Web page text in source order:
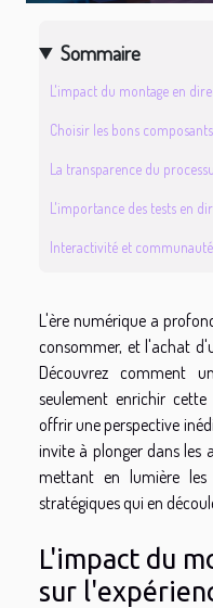
Sommaire
L'impact du montage en
Choisir les bons
La transparence du
L'importance des tests en
Interactivité et
L'ère numérique a
consommer, et l'achat
Découvrez comment
seulement enrichir
offrir une perspective
invite à plonger dans les
mettant en lumière les
stratégiques qui en
L'impact du
sur